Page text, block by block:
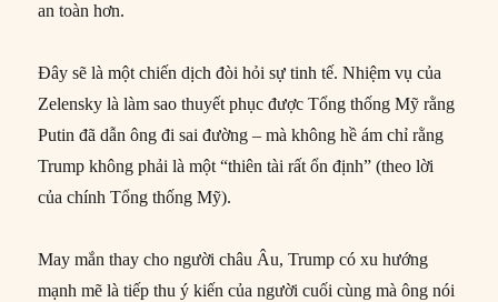
an toàn hơn.
Đây sẽ là một chiến dịch đòi hỏi sự tinh tế. Nhiệm vụ của
Zelensky là làm sao thuyết phục được Tổng thống Mỹ rằng
Putin đã dẫn ông đi sai đường – mà không hề ám chỉ rằng
Trump không phải là một “thiên tài rất ổn định” (theo lời
của chính Tổng thống Mỹ).
May mắn thay cho người châu Âu, Trump có xu hướng
mạnh mẽ là tiếp thu ý kiến của người cuối cùng mà ông nói